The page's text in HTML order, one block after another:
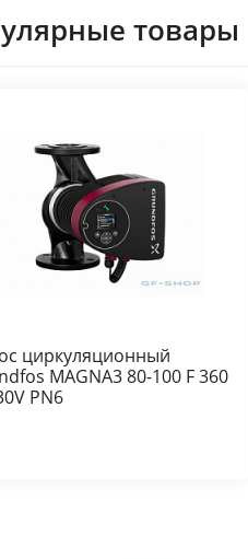
товары
циркуляционный
MAGNA3 80-100 F 360
PN6